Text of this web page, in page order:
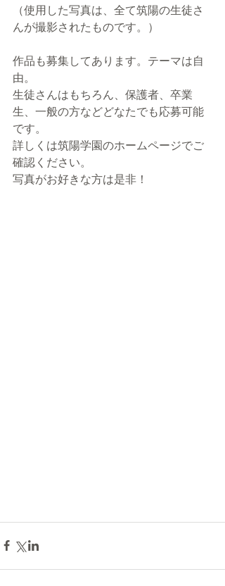
（使用した写真は、全て筑陽の生徒さ
んが撮影されたものです。）
作品も募集してあります。テーマは自
由。
生徒さんはもちろん、保護者、卒業
生、一般の方などどなたでも応募可能
です。
詳しくは筑陽学園のホームページでご
確認ください。
写真がお好きな方は是非！